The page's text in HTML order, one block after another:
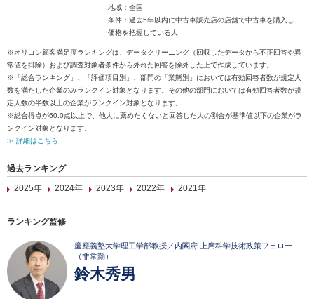
地域：全国
条件：過去5年以内に中古車販売店の店舗で中古車を購入し、
価格を把握している人
※オリコン顧客満足度ランキングは、データクリーニング（回収したデータから不正回答や異
常値を排除）および調査対象者条件から外れた回答を除外した上で作成しています。
※「総合ランキング」、「評価項目別」、部門の「業態別」においては有効回答者数が規定人
数を満たした企業のみランクイン対象となります。その他の部門においては有効回答者数が規
定人数の半数以上の企業がランクイン対象となります。
※総合得点が60.0点以上で、他人に薦めたくないと回答した人の割合が基準値以下の企業がラ
ンクイン対象となります。
≫ 詳細はこちら
過去ランキング
2025年
2024年 2023年 2022年 2021年
ランキング監修
慶應義塾大学理工学部教授／内閣府 上席科学技術政策フェロー
（非常勤）
鈴木秀男